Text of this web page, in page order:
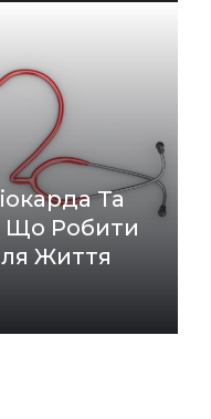
Та
Що Робити
Життя